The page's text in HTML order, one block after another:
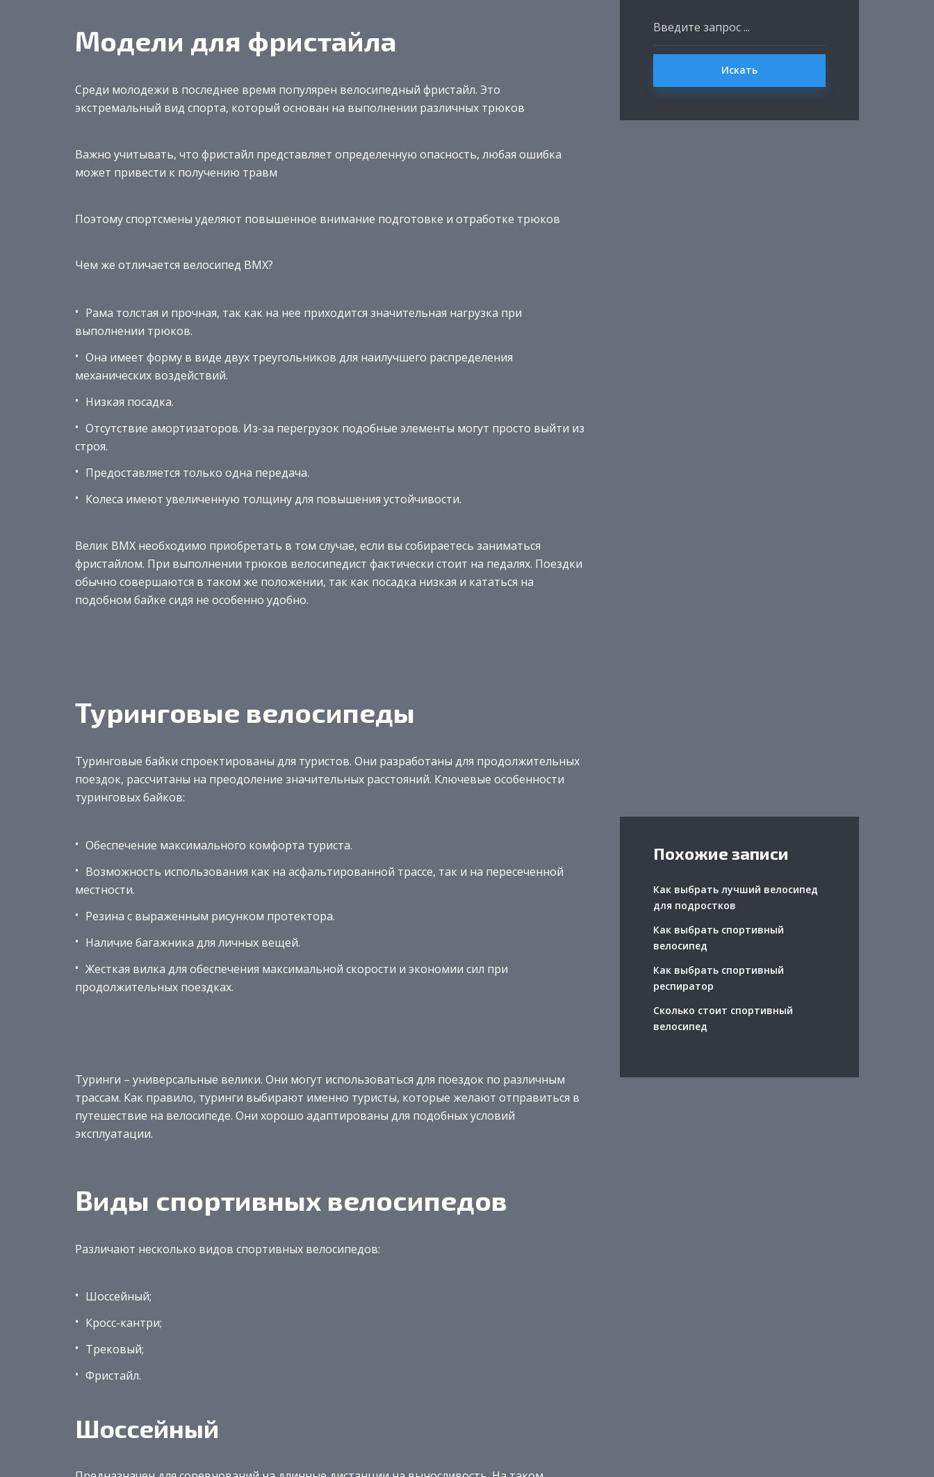
Модели для фристайла
Среди молодежи в последнее время популярен велосипедный фристайл. Это
экстремальный вид спорта, который основан на выполнении различных трюков
Важно учитывать, что фристайл представляет определенную опасность, любая ошибка
может привести к получению травм
Поэтому спортсмены уделяют повышенное внимание подготовке и отработке трюков
Чем же отличается велосипед BMX?
Рама толстая и прочная, так как на нее приходится значительная нагрузка при
выполнении трюков.
Она имеет форму в виде двух треугольников для наилучшего распределения
механических воздействий.
Низкая посадка.
Отсутствие амортизаторов. Из-за перегрузок подобные элементы могут просто выйти из
строя.
Предоставляется только одна передача.
Колеса имеют увеличенную толщину для повышения устойчивости.
Велик BMX необходимо приобретать в том случае, если вы собираетесь заниматься
фристайлом. При выполнении трюков велосипедист фактически стоит на педалях. Поездки
обычно совершаются в таком же положении, так как посадка низкая и кататься на
подобном байке сидя не особенно удобно.
Туринговые велосипеды
Туринговые байки спроектированы для туристов. Они разработаны для продолжительных
поездок, рассчитаны на преодоление значительных расстояний. Ключевые особенности
туринговых байков:
Обеспечение максимального комфорта туриста.
Возможность использования как на асфальтированной трассе, так и на пересеченной
местности.
Резина с выраженным рисунком протектора.
Наличие багажника для личных вещей.
Жесткая вилка для обеспечения максимальной скорости и экономии сил при
продолжительных поездках.
Туринги – универсальные велики. Они могут использоваться для поездок по различным
трассам. Как правило, туринги выбирают именно туристы, которые желают отправиться в
путешествие на велосипеде. Они хорошо адаптированы для подобных условий
эксплуатации.
Виды спортивных велосипедов
Различают несколько видов спортивных велосипедов:
Шоссейный;
Кросс-кантри;
Трековый;
Фристайл.
Шоссейный
Искать
Похожие записи
Как выбрать лучший велосипед
для подростков
Как выбрать спортивный
велосипед
Как выбрать спортивный
респиратор
Сколько стоит спортивный
велосипед